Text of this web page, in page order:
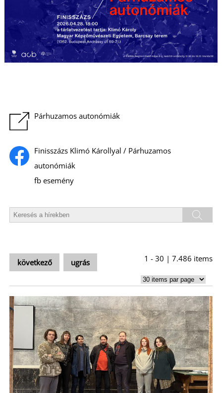
Párhuzamos autonómiák
Finisszázs Klimó Károllyal / Párhuzamos
autonómiák
fb esemény
következő ugrás 1 - 30 | 7.486 items